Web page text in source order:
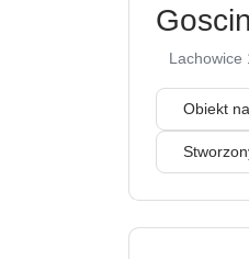
Lachowice
Obiekt